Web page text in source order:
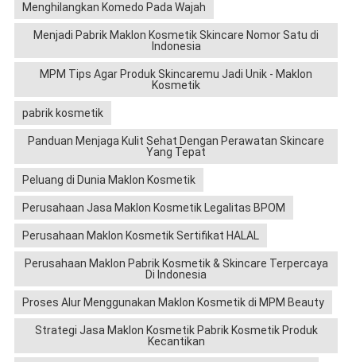
Menghilangkan Komedo Pada Wajah
Menjadi Pabrik Maklon Kosmetik Skincare Nomor Satu di
Indonesia
MPM Tips Agar Produk Skincaremu Jadi Unik - Maklon
Kosmetik
pabrik kosmetik
Panduan Menjaga Kulit Sehat Dengan Perawatan Skincare
Yang Tepat
Peluang di Dunia Maklon Kosmetik
Perusahaan Jasa Maklon Kosmetik Legalitas BPOM
Perusahaan Maklon Kosmetik Sertifikat HALAL
Perusahaan Maklon Pabrik Kosmetik & Skincare Terpercaya
Di Indonesia
Proses Alur Menggunakan Maklon Kosmetik di MPM Beauty
Strategi Jasa Maklon Kosmetik Pabrik Kosmetik Produk
Kecantikan